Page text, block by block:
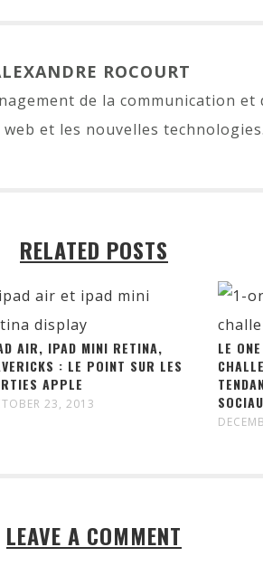
ROCOURT
de la communication et
et les nouvelles technologies.
RELATED POSTS
AIR, IPAD MINI RETINA,
: LE POINT SUR LES
APPLE
23, 2013
LE
LEAVE A COMMENT